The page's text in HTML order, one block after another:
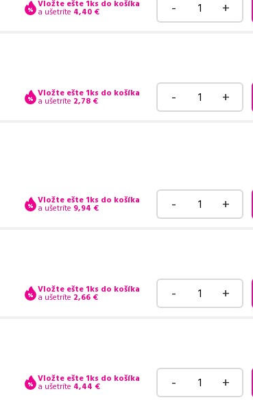
Vložte ešte 1ks do košíka
a ušetríte 4,40 € - +
Vložte ešte 1ks do košíka
a ušetríte 2,78 € - +
Vložte ešte 1ks do košíka
a ušetríte 9,94 € - +
Vložte ešte 1ks do košíka
a ušetríte 2,66 € - +
Vložte ešte 1ks do košíka
a ušetríte 4,44 € - +